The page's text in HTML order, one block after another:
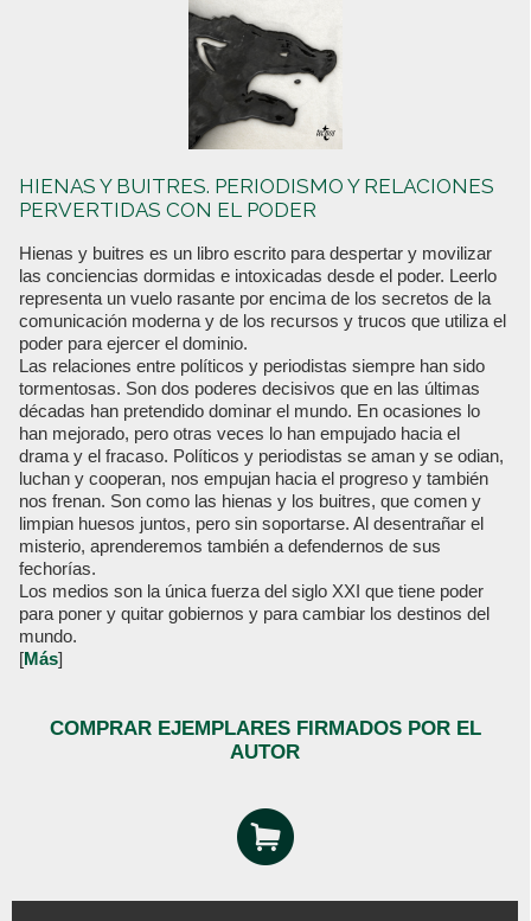
HIENAS Y BUITRES. PERIODISMO Y RELACIONES
PERVERTIDAS CON EL PODER
Hienas y buitres es un libro escrito para despertar y movilizar
las conciencias dormidas e intoxicadas desde el poder. Leerlo
representa un vuelo rasante por encima de los secretos de la
comunicación moderna y de los recursos y trucos que utiliza el
poder para ejercer el dominio.
Las relaciones entre políticos y periodistas siempre han sido
tormentosas. Son dos poderes decisivos que en las últimas
décadas han pretendido dominar el mundo. En ocasiones lo
han mejorado, pero otras veces lo han empujado hacia el
drama y el fracaso. Políticos y periodistas se aman y se odian,
luchan y cooperan, nos empujan hacia el progreso y también
nos frenan. Son como las hienas y los buitres, que comen y
limpian huesos juntos, pero sin soportarse. Al desentrañar el
misterio, aprenderemos también a defendernos de sus
fechorías.
Los medios son la única fuerza del siglo XXI que tiene poder
para poner y quitar gobiernos y para cambiar los destinos del
mundo.
[Más]
COMPRAR EJEMPLARES FIRMADOS POR EL
AUTOR